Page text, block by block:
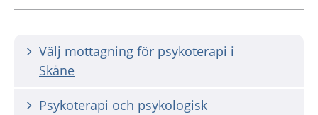
Välj mottagning för psykoterapi i
Skåne
Psykoterapi och psykologisk